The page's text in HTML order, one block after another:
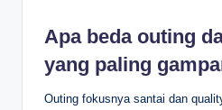
Apa beda outing
yang paling
Outing fokusnya santai dan